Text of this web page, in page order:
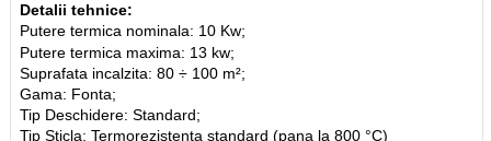
Detalii tehnice:
Putere termica nominala: 10 Kw;
Putere termica maxima: 13 kw;
Suprafata incalzita: 80 ÷ 100 m²;
Gama: Fonta;
Tip Deschidere: Standard;
Tip Sticla: Termorezistenta standard (pana la 800 °C)